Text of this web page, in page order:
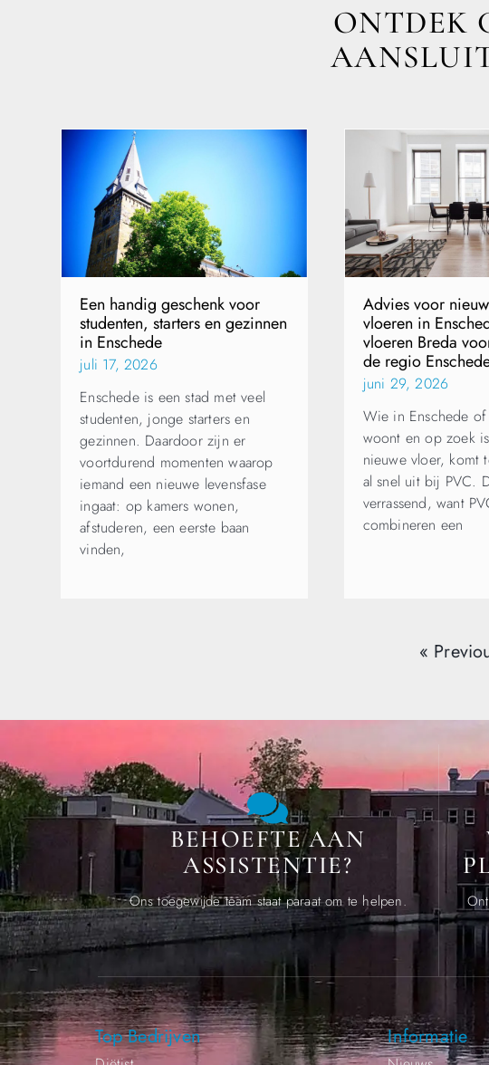
ONTDEK
Een handig geschenk voor
studenten, starters en gezinnen
in Enschede
juli 17, 2026
Enschede is een stad met veel
studenten, jonge starters en
gezinnen. Daardoor zijn er
voortdurend momenten waarop
iemand een nieuwe levensfase
ingaat: op kamers wonen,
afstuderen, een eerste baan
vinden,
Advies voor
vloeren in
vloeren Breda
de regio
juni 29, 2026
Wie in Enschede
woont en op zoek
nieuwe vloer, komt
al snel uit bij PVC.
verrassend, want
combineren een
«
BEHOEFTE AAN
ASSISTENTIE?
Ons toegewijde team staat paraat om te helpen.
Informatie
Top Bedrijven